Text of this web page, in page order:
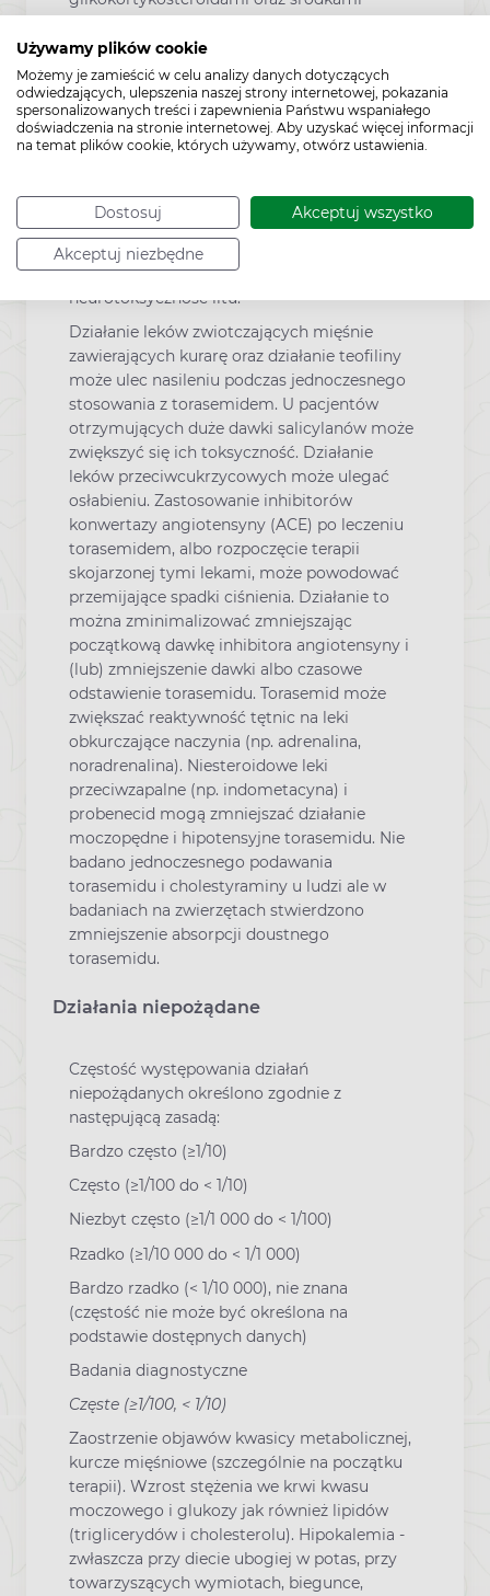
Używamy plików cookie
Możemy je zamieścić w celu analizy danych dotyczących
odwiedzających, ulepszenia naszej strony internetowej, pokazania
spersonalizowanych treści i zapewnienia Państwu wspaniałego
doświadczenia na stronie internetowej. Aby uzyskać więcej informacji
na temat plików cookie, których używamy, otwórz ustawienia.
Dostosuj Akceptuj wszystko
Akceptuj niezbędne
zwiększenie wydalania potasu z moczem.
Podobnie jak w przypadku innych leków
diuretycznych, może wystąpić nasilenie
działania obniżającego ciśnienie krwi podczas
podawania jednocześnie innych leków
Torasemid, zwłaszcza w dużych dawkach,
może zwiększać toksyczność antybiotyków
aminoglikozydowych, cisplatyny,
neurotoksyczność cefalosporyn oraz kardio- i
neurotoksyczność litu.
Działanie leków zwiotczających mięśnie
zawierających kurarę oraz działanie teofiliny
może ulec nasileniu podczas jednoczesnego
stosowania z torasemidem. U pacjentów
otrzymujących duże dawki salicylanów może
zwiększyć się ich toksyczność. Działanie
leków przeciwcukrzycowych może ulegać
osłabieniu. Zastosowanie inhibitorów
konwertazy angiotensyny (ACE) po leczeniu
torasemidem, albo rozpoczęcie terapii
skojarzonej tymi lekami, może powodować
przemijające spadki ciśnienia. Działanie to
można zminimalizować zmniejszając
początkową dawkę inhibitora angiotensyny i
(lub) zmniejszenie dawki albo czasowe
odstawienie torasemidu. Torasemid może
zwiększać reaktywność tętnic na leki
obkurczające naczynia (np. adrenalina,
noradrenalina). Niesteroidowe leki
przeciwzapalne (np. indometacyna) i
probenecid mogą zmniejszać działanie
moczopędne i hipotensyjne torasemidu. Nie
badano jednoczesnego podawania
torasemidu i cholestyraminy u ludzi ale w
badaniach na zwierzętach stwierdzono
zmniejszenie absorpcji doustnego
torasemidu.
Działania niepożądane
Częstość występowania działań
niepożądanych określono zgodnie z
następującą zasadą:
Bardzo często (≥1/10)
Często (≥1/100 do < 1/10)
Niezbyt często (≥1/1 000 do < 1/100)
Rzadko (≥1/10 000 do < 1/1 000)
Bardzo rzadko (< 1/10 000), nie znana
(częstość nie może być określona na
podstawie dostępnych danych)
Badania diagnostyczne
Częste (≥1/100, < 1/10)
Zaostrzenie objawów kwasicy metabolicznej,
kurcze mięśniowe (szczególnie na początku
terapii). Wzrost stężenia we krwi kwasu
moczowego i glukozy jak również lipidów
(triglicerydów i cholesterolu). Hipokalemia -
zwłaszcza przy diecie ubogiej w potas, przy
towarzyszących wymiotach, biegunce,